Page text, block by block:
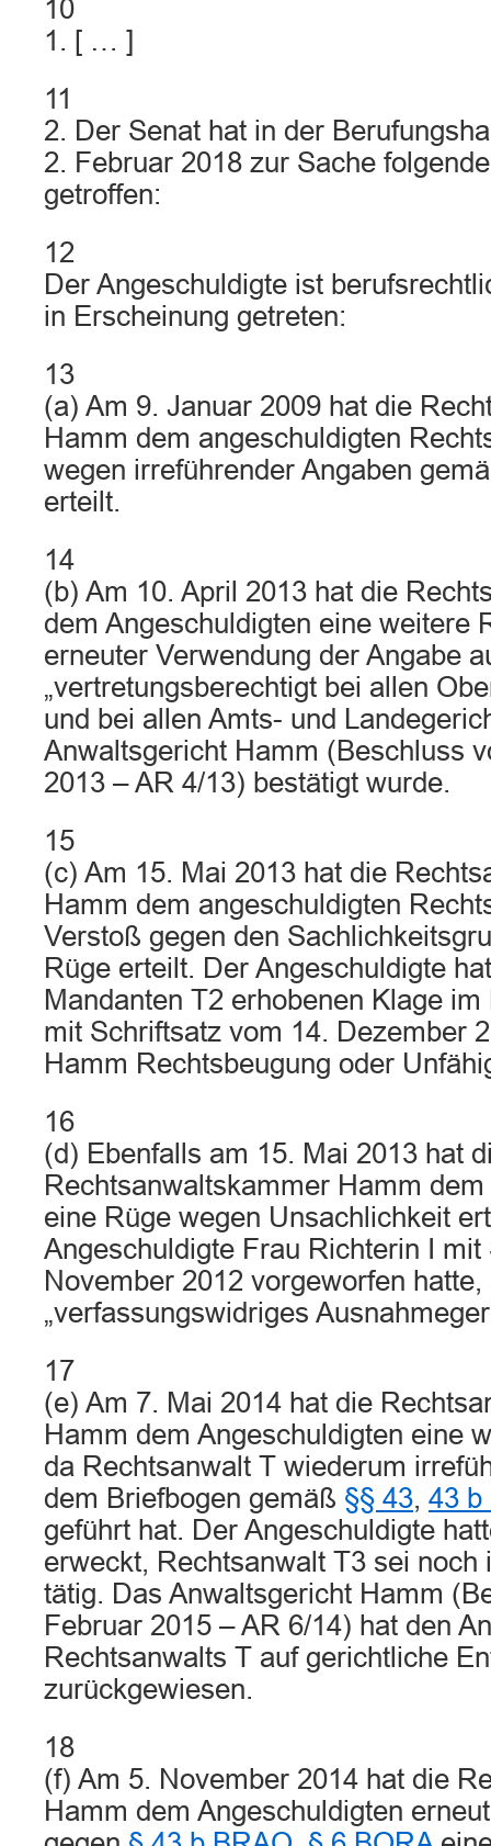
10
1. [ … ]
11
2. Der Senat hat in der
2. Februar 2018 zur Sache
getroffen:
12
Der Angeschuldigte ist
in Erscheinung getreten:
13
(a) Am 9. Januar 2009 hat die
Hamm dem angeschuldigten
wegen irreführender Angaben
erteilt.
14
(b) Am 10. April 2013 hat die
dem Angeschuldigten eine weitere
erneuter Verwendung der Angabe
„vertretungsberechtigt bei allen
und bei allen Amts- und
Anwaltsgericht Hamm (Beschluss
2013 – AR 4/13) bestätigt wurde.
15
(c) Am 15. Mai 2013 hat die
Hamm dem angeschuldigten
Verstoß gegen den
Rüge erteilt. Der Angeschuldigte
Mandanten T2 erhobenen Klage
mit Schriftsatz vom 14. Dezember
Hamm Rechtsbeugung oder
16
(d) Ebenfalls am 15. Mai 2013 hat
Rechtsanwaltskammer Hamm
eine Rüge wegen Unsachlichkeit
Angeschuldigte Frau Richterin I
November 2012 vorgeworfen
„verfassungswidriges
17
(e) Am 7. Mai 2014 hat die
Hamm dem Angeschuldigten eine
da Rechtsanwalt T wiederum
dem Briefbogen gemäß §§ 43, 43 b
geführt hat. Der Angeschuldigte
erweckt, Rechtsanwalt T3 sei noch
tätig. Das Anwaltsgericht Hamm
Februar 2015 – AR 6/14) hat den
Rechtsanwalts T auf gerichtliche
zurückgewiesen.
18
(f) Am 5. November 2014 hat die
Hamm dem Angeschuldigten